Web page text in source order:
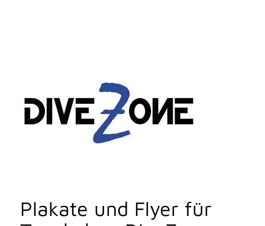
Plakate und Flyer für